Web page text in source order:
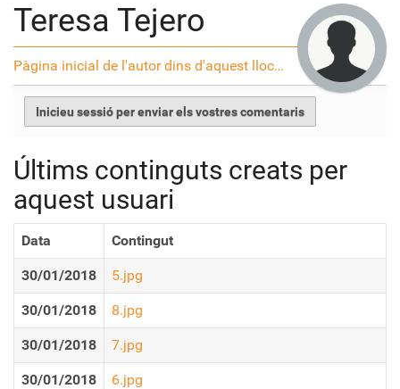
Teresa Tejero
Pàgina inicial de l'autor dins d'aquest lloc…
Últims continguts creats per
aquest usuari
Data Contingut
30/01/2018 5.jpg
30/01/2018 8.jpg
30/01/2018 7.jpg
30/01/2018 6.jpg